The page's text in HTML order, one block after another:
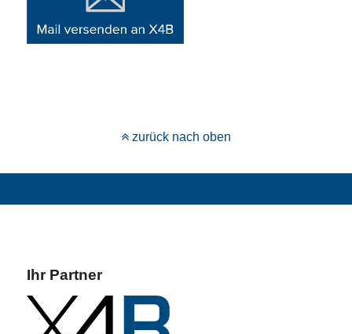
zurück nach oben
Ihr Partner